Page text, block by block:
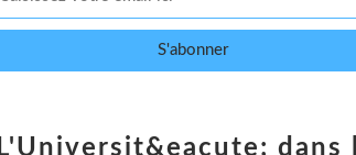
L'Universit&eacute; dans